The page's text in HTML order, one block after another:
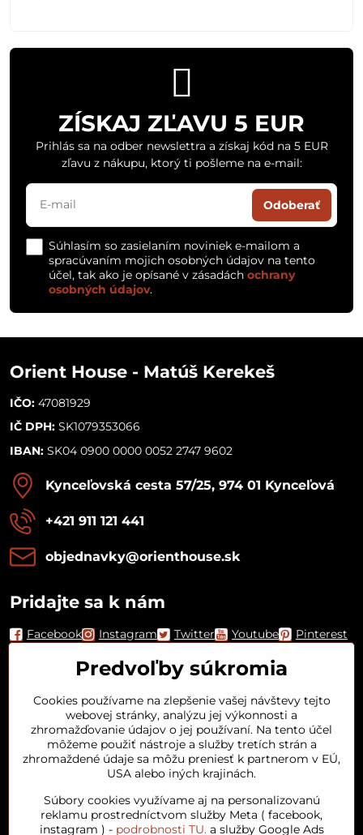
ZÍSKAJ ZĽAVU 5 EUR
Prihlás sa na odber newslettra a získaj kód na 5 EUR
zľavu z nákupu, ktorý ti pošleme na e-mail:
Odoberať
Súhlasím so zasielaním noviniek e-mailom a
spracúvaním mojich osobných údajov na tento
účel, tak ako je opísané v zásadách ochrany
osobných údajov.
Orient House - Matúš Kerekeš
IČO: 47081929
IČ DPH: SK1079353066
IBAN: SK04 0900 0000 0052 2747 9602
Kynceľovská cesta 57/25, 974 01 Kynceľová
+421 911 121 441
objednavky​@orienthouse​.sk
Pridajte sa k nám
Facebook Instagram Twitter Youtube Pinterest
Orient House
Predvoľby súkromia
Cookies používame na zlepšenie vašej návštevy tejto
webovej stránky, analýzu jej výkonnosti a
zhromažďovanie údajov o jej používaní. Na tento účel
môžeme použiť nástroje a služby tretích strán a
zhromaždené údaje sa môžu preniesť k partnerom v EÚ,
USA alebo iných krajinách.
Súbory cookies využívame aj na personalizovanú
reklamu prostredníctvom služby Meta ( facebook,
instagram ) - podrobnosti TU.a služby Google Ads